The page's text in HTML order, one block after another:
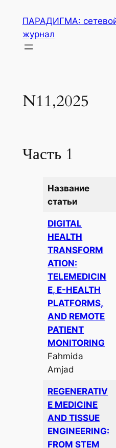
содержимому
ПАРАДИГМА:
журнал
N11,2025
Часть 1
Название
статьи
DIGITAL
HEALTH
TRANSFORM
ATION:
TELEMEDICIN
E, E-HEALTH
PLATFORMS,
AND REMOTE
PATIENT
MONITORING
Fahmida
Amjad
REGENERATIV
E MEDICINE
AND TISSUE
ENGINEERING:
FROM STEM